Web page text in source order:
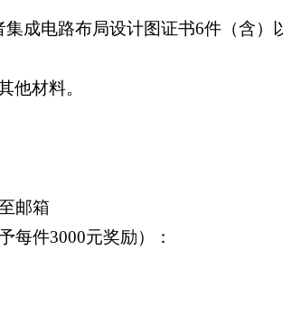
成电路布局设计图证书6件（含）
他材料。
邮箱
每件3000元奖励）：